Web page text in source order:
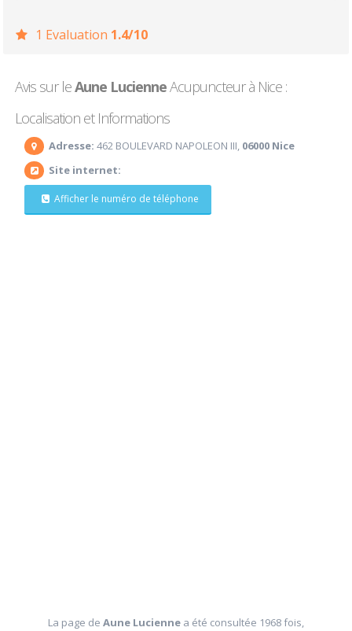
1 Evaluation 1.4/10
Avis sur leAune LucienneAcupuncteur à Nice :
Localisation et Informations
Adresse: 462 BOULEVARD NAPOLEON III, 06000 Nice
Site internet:
Afficher le numéro de téléphone
La page de Aune Lucienne a été consultée 1968 fois,